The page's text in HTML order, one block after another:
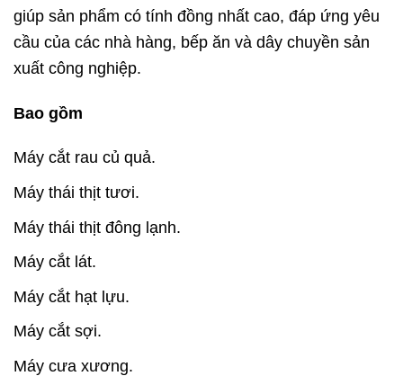
giúp sản phẩm có tính đồng nhất cao, đáp ứng yêu
cầu của các nhà hàng, bếp ăn và dây chuyền sản
xuất công nghiệp.
Bao gồm
Máy cắt rau củ quả.
Máy thái thịt tươi.
Máy thái thịt đông lạnh.
Máy cắt lát.
Máy cắt hạt lựu.
Máy cắt sợi.
Máy cưa xương.